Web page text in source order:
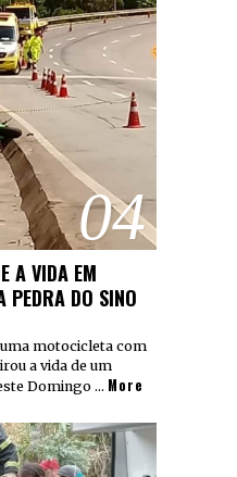
04
A VIDA EM
PEDRA DO SINO
motocicleta com
a vida de um
Domingo … More